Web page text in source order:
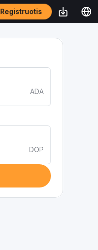
Registruotis
ADA
DOP